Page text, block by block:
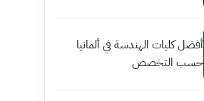
أفضل كليات الهندسة في ألمانيا
حسب التخصص